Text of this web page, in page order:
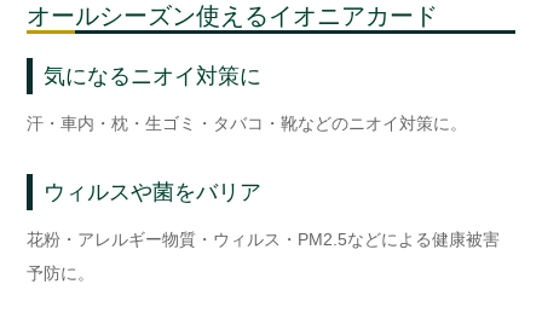
オールシーズン使えるイオニアカード
気になるニオイ対策に
汗・車内・枕・生ゴミ・タバコ・靴などのニオイ対策に。
ウィルスや菌をバリア
花粉・アレルギー物質・ウィルス・PM2.5などによる健康被害
予防に。